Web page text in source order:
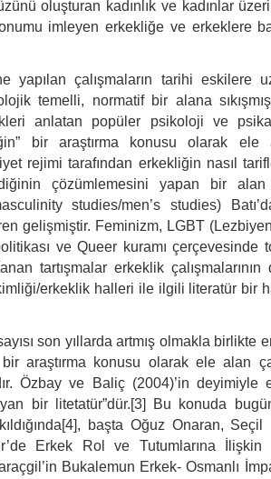
oluşturan kadınlık ve kadınlar
imleyen erkekliğe ve erkeklere
yapılan çalışmaların tarihi eskilere
temelli, normatif bir alana
anlatan popüler psikoloji ve
bir araştırma konusu olarak ele
rejimi tarafından erkekliğin nasıl
çözümlemesini yapan bir alan
studies/men’s studies)
gelişmiştir. Feminizm, LGBT
ve Queer kuramı çerçevesinde
tartışmalar erkeklik
erkeklik halleri ile ilgili literatür bir
son yıllarda artmış olmakla birlikte
araştırma konusu olarak ele alan
Özbay ve Baliç (2004)’in deyimiyle
bir litetatür”dür.[3] Bu konuda
başta Oğuz Onaran,
Erkek Rol ve Tutumlarına İlişkin
Bukalemun Erkek- Osmanlı